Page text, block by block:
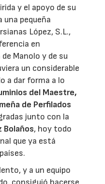
y el apoyo de su
pequeña
López, S.L.,
en
Manolo y de su
un considerable
a dar forma a lo
del Maestre,
de Perfilados
junto con la
Bolaños, hoy todo
que ya está
y a un equipo